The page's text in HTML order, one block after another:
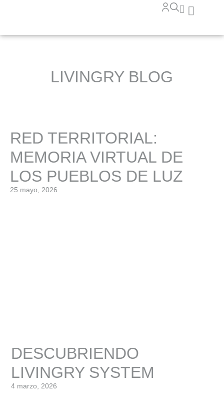
LIVINGRY BLOG
RED TERRITORIAL:
MEMORIA VIRTUAL DE
LOS PUEBLOS DE LUZ
25 mayo, 2026
DESCUBRIENDO
LIVINGRY SYSTEM
4 marzo, 2026